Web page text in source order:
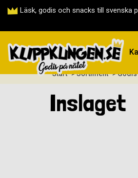
Läsk, godis och snacks till svenska
Start > Sortiment > Godis
Inslaget